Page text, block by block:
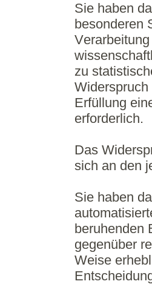
Sie haben
besonderen
zu
Erfüllung
erforderlich.
Das
sich an den
Sie haben
beruhenden
gegenüber
Weise